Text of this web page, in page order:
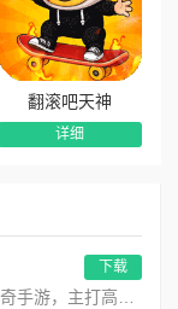
下载
翻滚吧天神
详细